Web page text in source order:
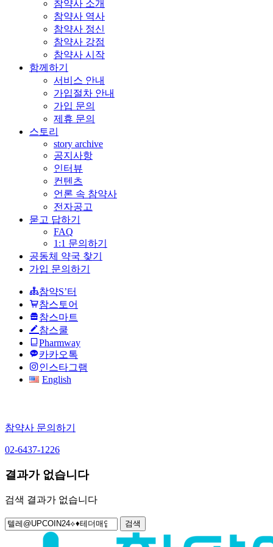
참약사 소개
참약사 역사
참약사 정신
참약사 강점
참약사 시작
함께하기
서비스 안내
가입절차 안내
가입 문의
제휴 문의
스토리
story archive
공지사항
인터뷰
컨텐츠
언론 속 참약사
전자공고
묻고 답하기
FAQ
1:1 문의하기
공동체 약국 찾기
가입 문의하기
참약S’터
참스토어
참스마트
참스쿨
Pharmway
카카오톡
인스타그램
English
참약사 문의하기
02-6437-1226
결과가 없습니다
검색 결과가 없습니다
검